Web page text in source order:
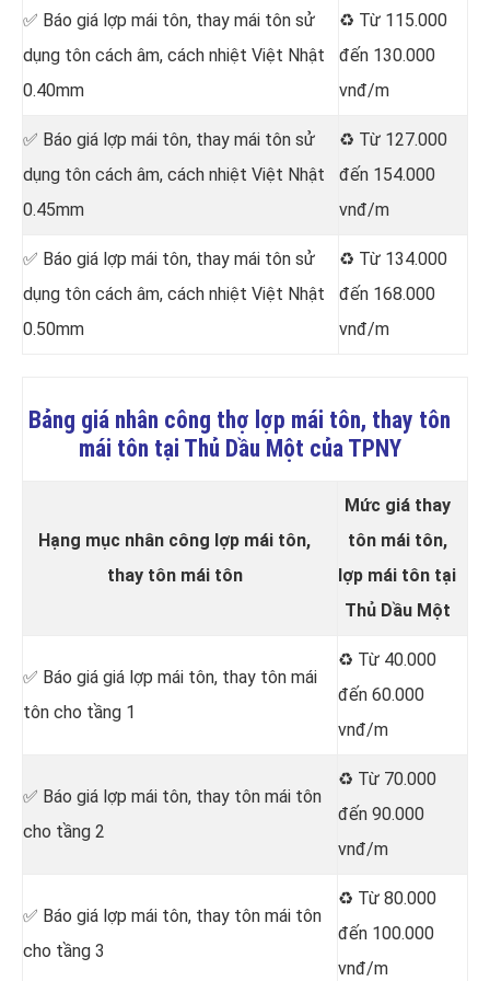
✅ Báo giá lợp mái tôn, thay mái tôn sử
dụng tôn cách âm, cách nhiệt Việt Nhật
0.40mm
♻️ Từ 115.000
đến 130.000
vnđ/m
✅ Báo giá lợp mái tôn, thay mái tôn sử
dụng tôn cách âm, cách nhiệt Việt Nhật
0.45mm
♻️ Từ 127.000
đến 154.000
vnđ/m
✅ Báo giá lợp mái tôn, thay mái tôn sử
dụng tôn cách âm, cách nhiệt Việt Nhật
0.50mm
♻️ Từ 134.000
đến 168.000
vnđ/m
Bảng giá nhân công thợ lợp mái tôn, thay tôn
mái tôn tại Thủ Dầu Một của TPNY
Hạng mục nhân công lợp mái tôn,
thay tôn mái tôn
Mức giá thay
tôn mái tôn,
lợp mái tôn tại
Thủ Dầu Một
✅ Báo giá giá lợp mái tôn, thay tôn mái
tôn cho tầng 1
♻️ Từ 40.000
đến 60.000
vnđ/m
✅ Báo giá lợp mái tôn, thay tôn mái tôn
cho tầng 2
♻️ Từ 70.000
đến 90.000
vnđ/m
✅ Báo giá lợp mái tôn, thay tôn mái tôn
cho tầng 3
♻️ Từ 80.000
đến 100.000
vnđ/m